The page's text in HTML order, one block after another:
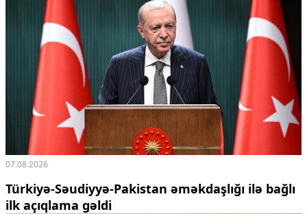
07.08.2026
Türkiyə-Səudiyyə-Pakistan əməkdaşlığı ilə bağlı
ilk açıqlama gəldi